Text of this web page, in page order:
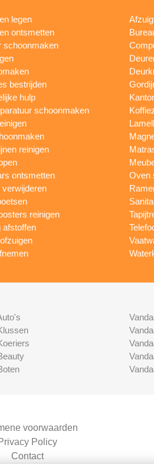
legen
ontsmetten
schoonmaken
bestrijden
hulp
schoonmaken
reinigen
ontsmetten
reinigen
afstoffen
Oven
voorwaarden
Policy
Contact